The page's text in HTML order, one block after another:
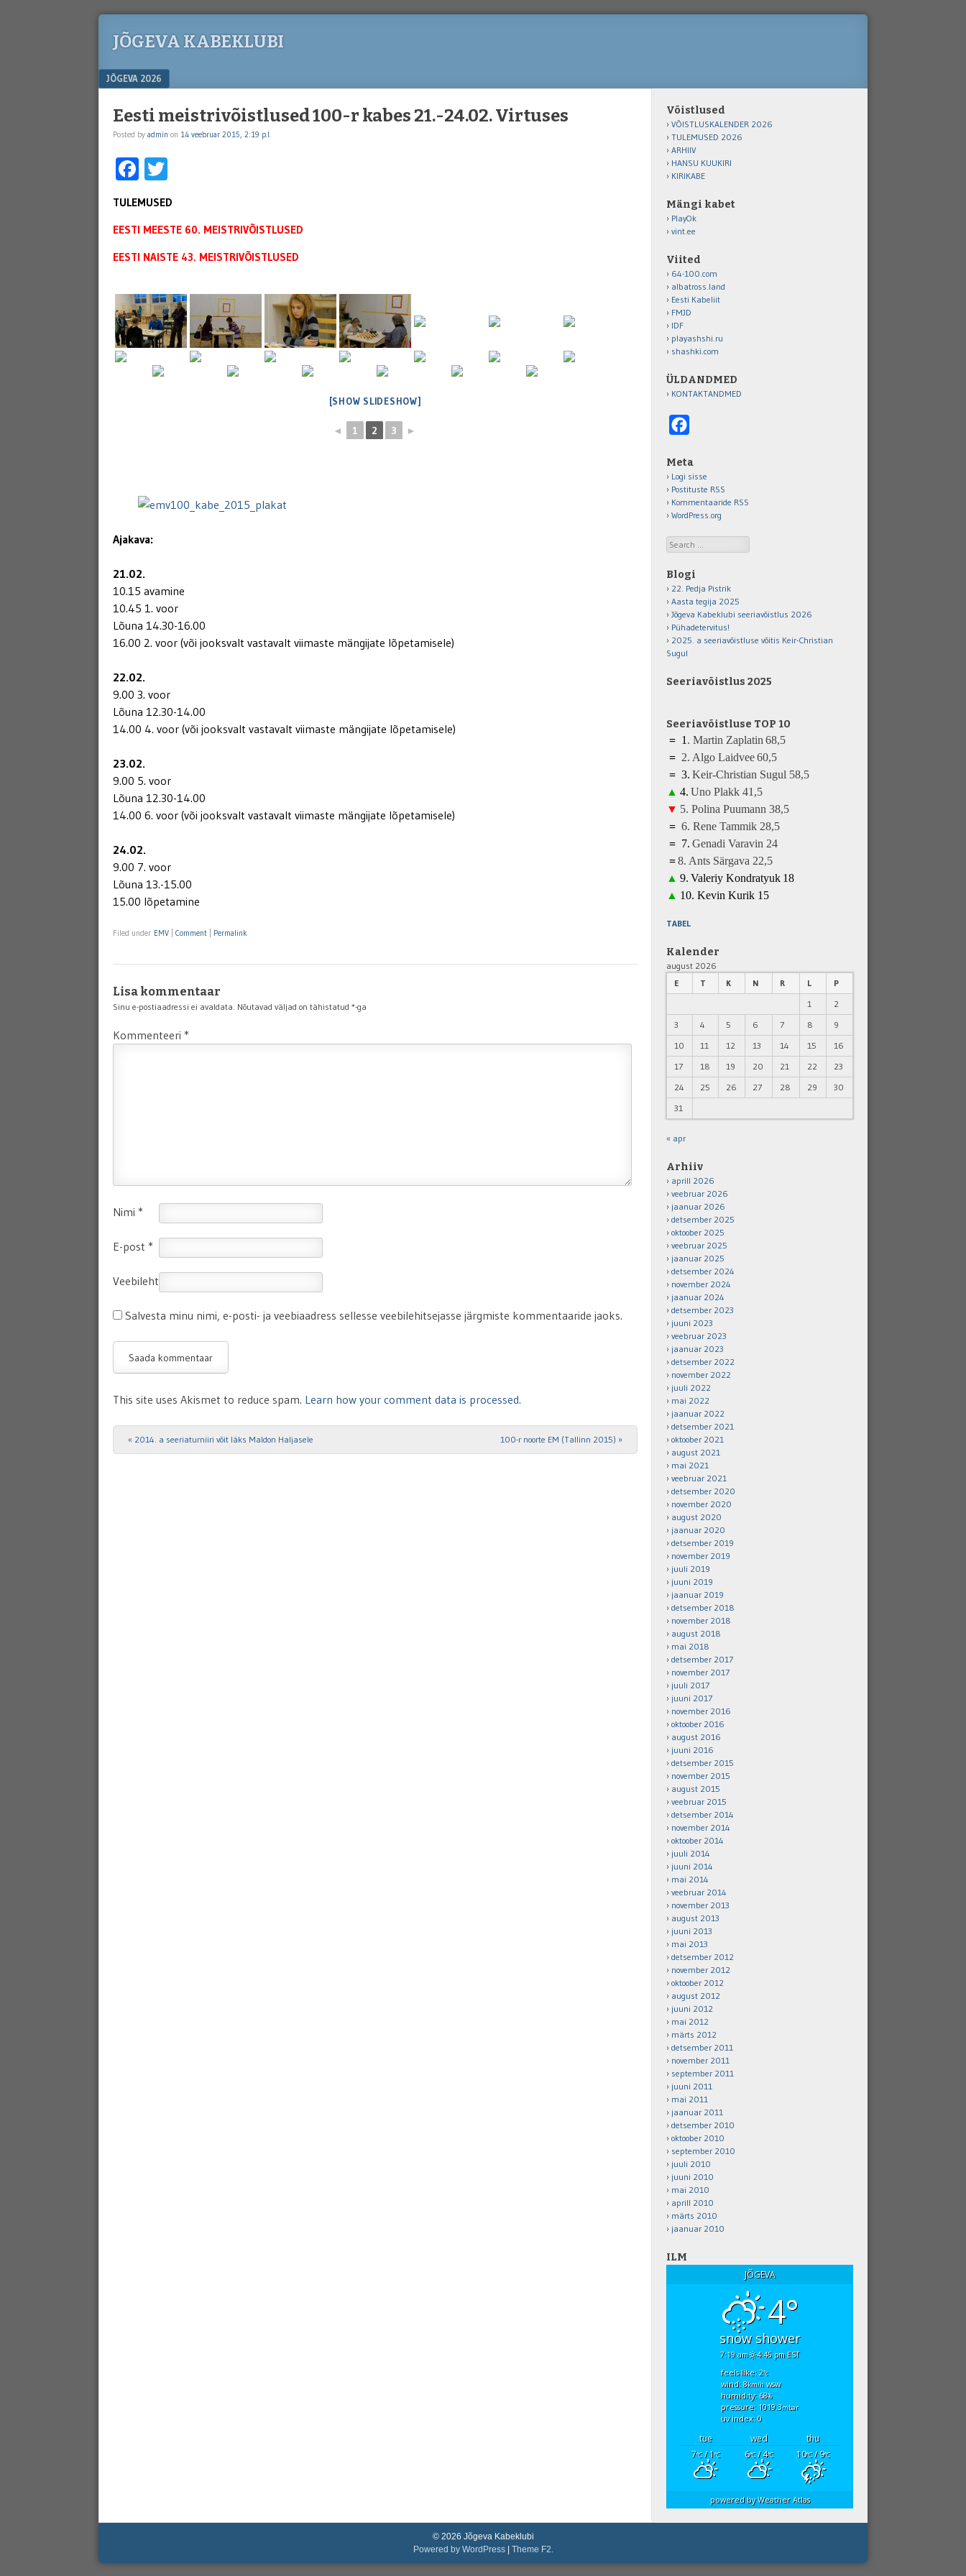
JÕGEVA KABEKLUBI
Menu
SKIP TO CONTENT
JÕGEVA 2026
Eesti meistrivõistlused 100-r kabes 21.-24.02. Virtuses
Posted by admin on 14 veebruar 2015, 2:19 p.l.
Facebook
TULEMUSED
EESTI MEESTE 60. MEISTRIVÕISTLUSED
EESTI NAISTE 43. MEISTRIVÕISTLUSED
[SHOW SLIDESHOW]
◄ 1 2 3 ►
Ajakava:
21.02.
10.15 avamine
10.45 1. voor
Lõuna 14.30-16.00
16.00 2. voor (või jooksvalt vastavalt viimaste mängijate lõpetamisele)
22.02.
9.00 3. voor
Lõuna 12.30-14.00
14.00 4. voor (või jooksvalt vastavalt viimaste mängijate lõpetamisele)
23.02.
9.00 5. voor
Lõuna 12.30-14.00
14.00 6. voor (või jooksvalt vastavalt viimaste mängijate lõpetamisele)
24.02.
9.00 7. voor
Lõuna 13.-15.00
15.00 lõpetamine
Filed under EMV Comment Permalink
Lisa kommentaar
Sinu e-postiaadressi ei avaldata. Nõutavad väljad on tähistatud *-ga
Kommenteeri *
Nimi *
E-post *
Veebileht
Salvesta minu nimi, e-posti- ja veebiaadress sellesse veebilehitsejasse järgmiste kommentaaride jaoks.
This site uses Akismet to reduce spam. Learn how your comment data is processed.
Post navigation
« 2014. a seeriaturniiri võit läks Maldon Haljasele 100-r noorte EM (Tallinn 2015) »
Võistlused
VÕISTLUSKALENDER 2026
TULEMUSED 2026
ARHIIV
HANSU KUUKIRI
KIRIKABE
Mängi kabet
PlayOk
vint.ee
Viited
64-100.com
albatross.land
Eesti Kabeliit
FMJD
IDF
playashshi.ru
shashki.com
ÜLDANDMED
KONTAKTANDMED
Meta
Logi sisse
Postituste RSS
Kommentaaride RSS
WordPress.org
Search
Blogi
22. Pedja Pistrik
Aasta tegija 2025
Jõgeva Kabeklubi seeriavõistlus 2026
Pühadetervitus!
2025. a seeriavõistluse võitis Keir-Christian
Sugul
Seeriavõistlus 2025
Seeriavõistluse TOP 10
= 1 . Martin Zaplatin 68,5
= 2. Algo Laidvee60,5
= 3. Keir-Christian Sugul 58,5
▲ 4. Uno Plakk 41 ,5
▼ 5. Polina Puumann 38,5
= 6. Rene Tammik 28,5
= 7. Genadi Varavin 24
=8. Ants Särgava 22,5
▲ 9. Valeriy Kondratyuk 18
▲ 10. Kevin Kurik 1 5
TABEL
Kalender
august 2026
E
T K N R L
P
1
2
3
4 5 6 7 8
9
10
11 12 13 14 15
16
17
18 19 20 21 22
23
24
25 26 27 28 29
30
31
« apr
Arhiiv
aprill 2026
veebruar 2026
jaanuar 2026
detsember 2025
oktoober 2025
veebruar 2025
jaanuar 2025
detsember 2024
november 2024
jaanuar 2024
detsember 2023
juuni 2023
veebruar 2023
jaanuar 2023
detsember 2022
november 2022
juuli 2022
mai 2022
jaanuar 2022
detsember 2021
oktoober 2021
august 2021
mai 2021
veebruar 2021
detsember 2020
november 2020
august 2020
jaanuar 2020
detsember 2019
november 2019
juuli 2019
juuni 2019
jaanuar 2019
detsember 2018
november 2018
august 2018
mai 2018
detsember 2017
november 2017
juuli 2017
juuni 2017
november 2016
oktoober 2016
august 2016
juuni 2016
detsember 2015
november 2015
august 2015
veebruar 2015
detsember 2014
november 2014
oktoober 2014
juuli 2014
juuni 2014
mai 2014
veebruar 2014
november 2013
august 2013
juuni 2013
mai 2013
detsember 2012
november 2012
oktoober 2012
august 2012
juuni 2012
mai 2012
märts 2012
detsember 2011
november 2011
september 2011
juuni 2011
mai 2011
jaanuar 2011
detsember 2010
oktoober 2010
september 2010
juuli 2010
juuni 2010
mai 2010
aprill 2010
märts 2010
jaanuar 2010
ILM
JÕGEVA
4°
snow shower
7:19 am 4:46 pm EST
feels like: 2°c
wind: 8km/h wsw
humidity: 68%
pressure: 1019.3mbar
uv index: 0
tue wed
thu
7°C/ 1°C 6°C/ 4°C 10°C/ 9°C
powered byWeather Atlas
© 2026 Jõgeva Kabeklubi
Powered by WordPress | Theme F2.